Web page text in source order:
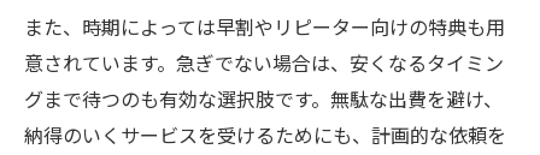
また、時期によっては早割やリピーター向けの特典も用
意されています。急ぎでない場合は、安くなるタイミン
グまで待つのも有効な選択肢です。無駄な出費を避け、
納得のいくサービスを受けるためにも、計画的な依頼を